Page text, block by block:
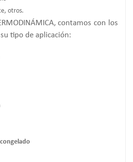
otros.
contamos con los
tipo de aplicación: